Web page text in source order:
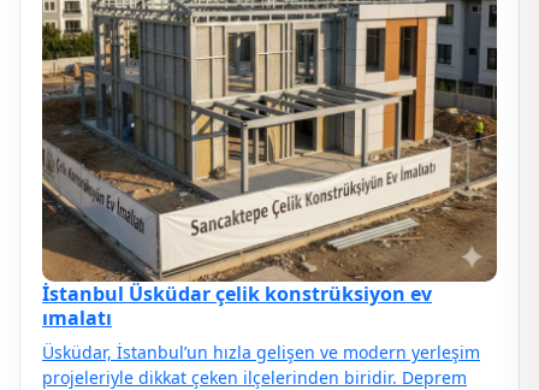
İstanbul Üsküdar çelik konstrüksiyon ev
ımalatı
Üsküdar, İstanbul’un hızla gelişen ve modern yerleşim
projeleriyle dikkat çeken ilçelerinden biridir. Deprem